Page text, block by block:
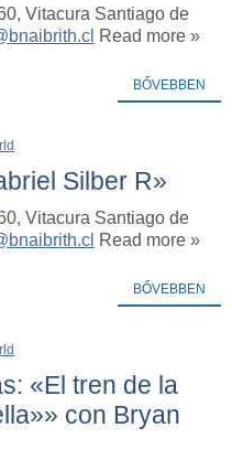
Vitacura Santiago de
Read more »
BŐVEBBEN
Silber R»
Vitacura Santiago de
Read more »
BŐVEBBEN
«El tren de la
con Bryan